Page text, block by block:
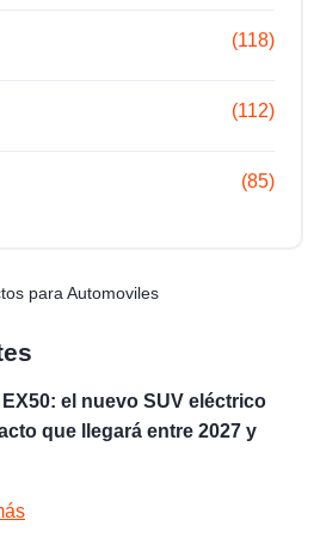
(118)
(112)
(85)
para Automoviles
el nuevo SUV eléctrico
que llegará entre 2027 y